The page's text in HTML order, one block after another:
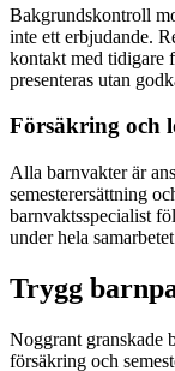
Bakgrundskontroll
inte ett erbjudande.
kontakt med tidigare
presenteras utan
Försäkring och
Alla barnvakter är
semesterersättning
barnvaktsspecialist
under hela
Trygg
Noggrant granskade
försäkring och